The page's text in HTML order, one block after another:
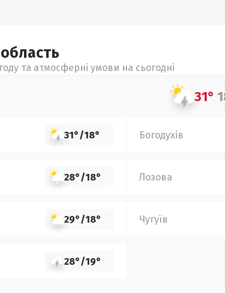
область
та атмосферні умови на сьогодні
31°
31°/18° Богодухів
28°/18° Лозова
29°/18° Чугуїв
28°/19°